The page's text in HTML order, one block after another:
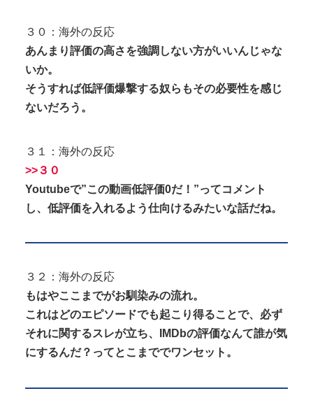
３０：海外の反応
あんまり評価の高さを強調しない方がいいんじゃな
いか。
そうすれば低評価爆撃する奴らもその必要性を感じ
ないだろう。
３１：海外の反応
>>３０
Youtubeで”この動画低評価0だ！”ってコメント
し、低評価を入れるよう仕向けるみたいな話だね。
３２：海外の反応
もはやここまでがお馴染みの流れ。
これはどのエピソードでも起こり得ることで、必ず
それに関するスレが立ち、IMDbの評価なんて誰が気
にするんだ？ってとこまででワンセット。